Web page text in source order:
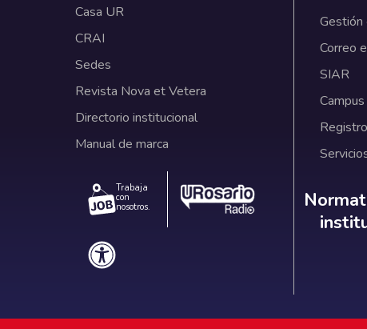
Casa UR
CRAI
Sedes
Revista Nova et Vetera
Directorio institucional
Manual de marca
Trabaja
con
nosotros.
Gestión
Correo
SIAR